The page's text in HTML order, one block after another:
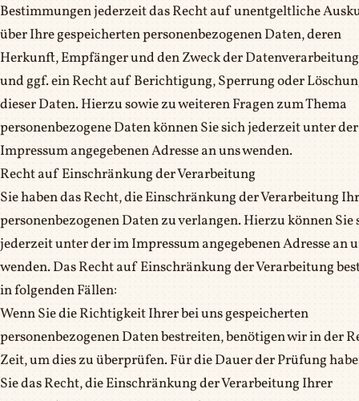
Bestimmungen jederzeit das Recht auf unentgeltliche
über Ihre gespeicherten personenbezogenen Daten, deren
Herkunft, Empfänger und den Zweck der Datenverarbeitung
und ggf. ein Recht auf Berichtigung, Sperrung oder
dieser Daten. Hierzu sowie zu weiteren Fragen zum Thema
personenbezogene Daten können Sie sich jederzeit unter
Impressum angegebenen Adresse an uns wenden.
Recht auf Einschränkung der Verarbeitung
Sie haben das Recht, die Einschränkung der Verarbeitung
personenbezogenen Daten zu verlangen. Hierzu können Sie
jederzeit unter der im Impressum angegebenen Adresse an
wenden. Das Recht auf Einschränkung der Verarbeitung
in folgenden Fällen:
Wenn Sie die Richtigkeit Ihrer bei uns gespeicherten
personenbezogenen Daten bestreiten, benötigen wir in der
Zeit, um dies zu überprüfen. Für die Dauer der Prüfung
Sie das Recht, die Einschränkung der Verarbeitung Ihrer